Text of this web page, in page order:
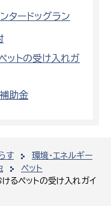
す
環境・エネルギー
ペット
るペットの受け入れガイ
タードッグラン
ットの受け入れガ
助金